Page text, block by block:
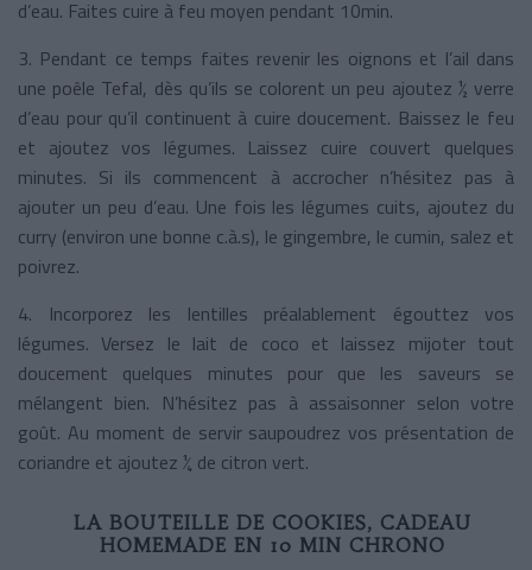
d’eau. Faites cuire à feu moyen pendant 10min.
3. Pendant ce temps faites revenir les oignons et l’ail dans
une poêle Tefal, dès qu’ils se colorent un peu ajoutez ½ verre
d’eau pour qu’il continuent à cuire doucement. Baissez le feu
et ajoutez vos légumes. Laissez cuire couvert quelques
minutes. Si ils commencent à accrocher n’hésitez pas à
ajouter un peu d’eau. Une fois les légumes cuits, ajoutez du
curry (environ une bonne c.à.s), le gingembre, le cumin, salez et
poivrez.
4. Incorporez les lentilles préalablement égouttez vos
légumes. Versez le lait de coco et laissez mijoter tout
doucement quelques minutes pour que les saveurs se
mélangent bien. N’hésitez pas à assaisonner selon votre
goût. Au moment de servir saupoudrez vos présentation de
coriandre et ajoutez ¼ de citron vert.
LA BOUTEILLE DE COOKIES, CADEAU
HOMEMADE EN 10 MIN CHRONO